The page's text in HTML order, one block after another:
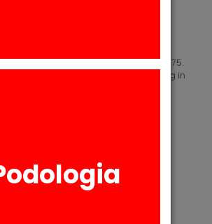
e industriali in Arese (MI) dal 1975.
and industrial silicones. Manufacturing in
- 17:45
- 17:00
14:00 - 17:00
- 17:00